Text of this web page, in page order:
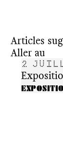
Articles
Aller au
2